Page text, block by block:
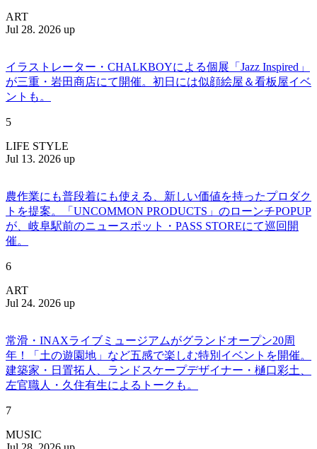
ART
Jul 28. 2026 up
イラストレーター・CHALKBOYによる個展「Jazz Inspired」
が三重・岩田商店にて開催。初日には似顔絵屋＆看板屋イベ
ントも。
5
LIFE STYLE
Jul 13. 2026 up
農作業にも普段着にも使える、新しい価値を持ったプロダク
トを提案。「UNCOMMON PRODUCTS」のローンチPOPUP
が、岐阜駅前のニュースポット・PASS STOREにて巡回開
催。
6
ART
Jul 24. 2026 up
常滑・INAXライブミュージアムがグランドオープン20周
年！「土の遊園地」など五感で楽しむ特別イベントを開催。
建築家・日置拓人、ランドスケープデザイナー・樋口彩土、
左官職人・久住有生によるトークも。
7
MUSIC